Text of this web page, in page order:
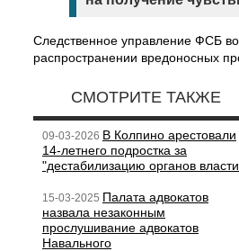
Следственное управление ФСБ
распространении вредоносных
СМОТРИТЕ ТАКЖЕ
09-03-2026 В Колпино арестовали
14-летнего подростка за
"дестабилизацию органов
15-03-2025 Палата адвокатов
назвала незаконным
прослушивание адвокатов
Навального